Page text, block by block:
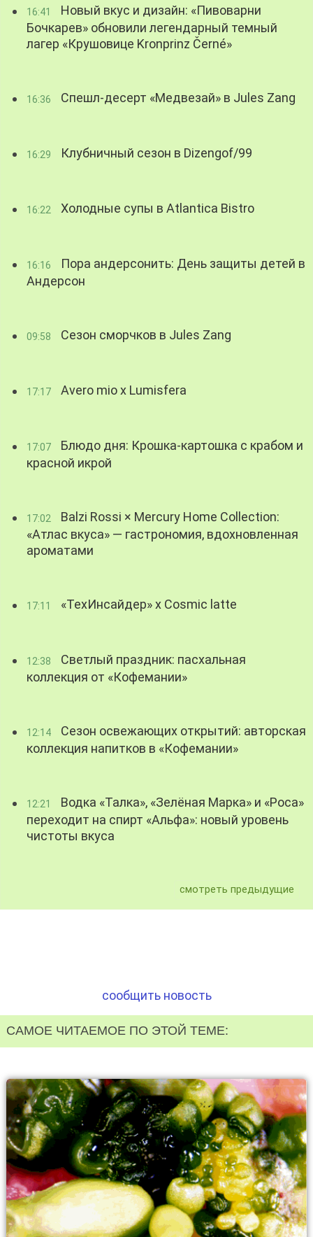
16:41
Новый вкус и дизайн: «Пивоварни
Бочкарев» обновили легендарный темный
лагер «Крушовице Kronprinz Černé»
16:36 Спешл-десерт «Медвезай» в Jules Zang
16:29 Клубничный сезон в Dizengof/99
16:22 Холодные супы в Atlantica Bistro
16:16
Пора андерсонить: День защиты детей в
Андерсон
09:58 Сезон сморчков в Jules Zang
17:17 Avero mio x Lumisfera
17:07
Блюдо дня: Крошка-картошка с крабом и
красной икрой
17:02
Balzi Rossi × Mercury Home Collection:
«Атлас вкуса» — гастрономия, вдохновленная
ароматами
17:11 «ТехИнсайдер» х Cosmic latte
12:38
Светлый праздник: пасхальная
коллекция от «Кофемании»
12:14
Сезон освежающих открытий: авторская
коллекция напитков в «Кофемании»
12:21
Водка «Талка», «Зелёная Марка» и «Роса»
переходит на спирт «Альфа»: новый уровень
чистоты вкуса
смотреть предыдущие
сообщить новость
САМОЕ ЧИТАЕМОЕ ПО ЭТОЙ ТЕМЕ: